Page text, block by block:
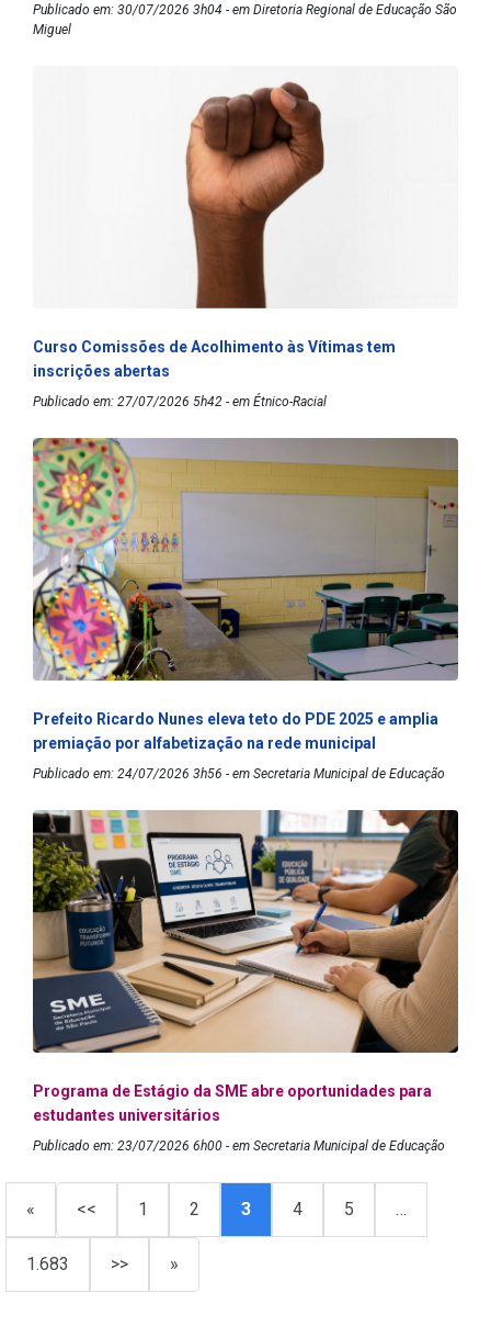
Publicado em: 30/07/2026 3h04 - em Diretoria Regional de Educação São
Miguel
Curso Comissões de Acolhimento às Vítimas tem
inscrições abertas
Publicado em: 27/07/2026 5h42 - em Étnico-Racial
Prefeito Ricardo Nunes eleva teto do PDE 2025 e amplia
premiação por alfabetização na rede municipal
Publicado em: 24/07/2026 3h56 - em Secretaria Municipal de Educação
Programa de Estágio da SME abre oportunidades para
estudantes universitários
Publicado em: 23/07/2026 6h00 - em Secretaria Municipal de Educação
« << 1 2 3 4 5 …
1.683 >> »